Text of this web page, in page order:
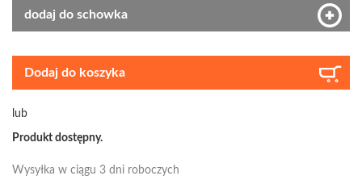
dodaj do schowka
Dodaj do koszyka
lub
Produkt dostępny.
Wysyłka w ciągu 3 dni roboczych